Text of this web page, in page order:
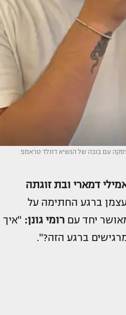
עם בובה של הנשיא דונלד טראמפ
דמארי ובת זוגתה
ברגע החתימה על
יחד עם רומי גונן: "איך
ברגע הזה?".